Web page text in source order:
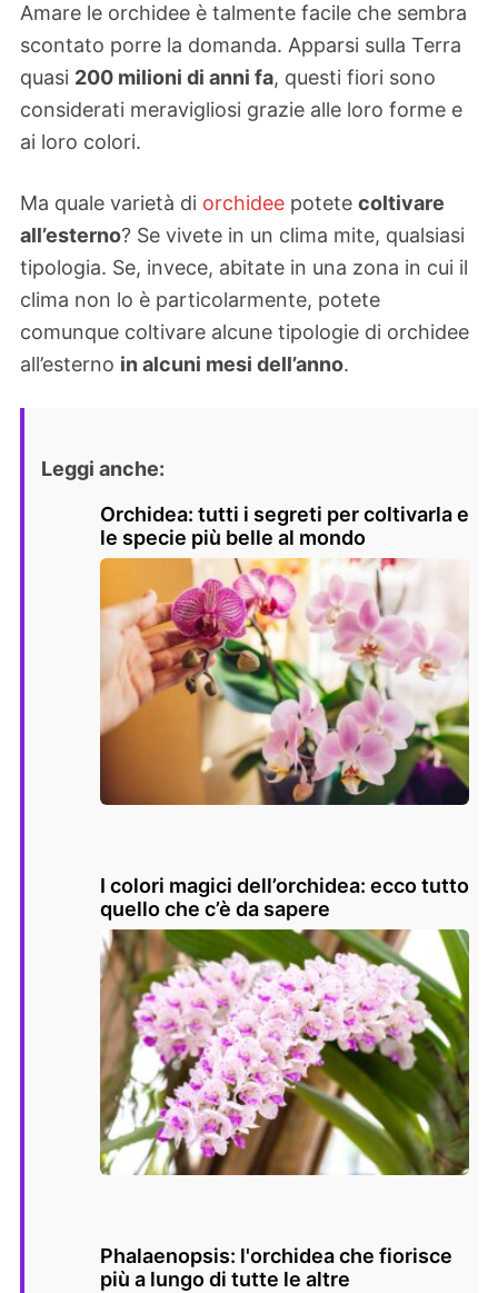
Amare le orchidee è talmente facile che sembra
scontato porre la domanda. Apparsi sulla Terra
quasi 200 milioni di anni fa, questi fiori sono
considerati meravigliosi grazie alle loro forme e
ai loro colori.
Ma quale varietà di orchidee potete coltivare
all’esterno? Se vivete in un clima mite, qualsiasi
tipologia. Se, invece, abitate in una zona in cui il
clima non lo è particolarmente, potete
comunque coltivare alcune tipologie di orchidee
all’esterno in alcuni mesi dell’anno.
Leggi anche:
Orchidea: tutti i segreti per coltivarla e
le specie più belle al mondo
I colori magici dell’orchidea: ecco tutto
quello che c’è da sapere
Phalaenopsis: l'orchidea che fiorisce
più a lungo di tutte le altre